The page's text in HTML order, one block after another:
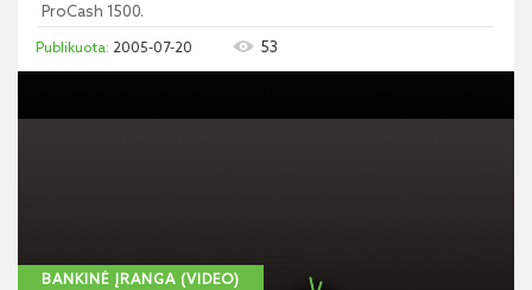
ProCash 1500.
2005-07-20 53
BANKINĖ ĮRANGA (VIDEO)